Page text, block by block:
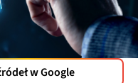
w Google